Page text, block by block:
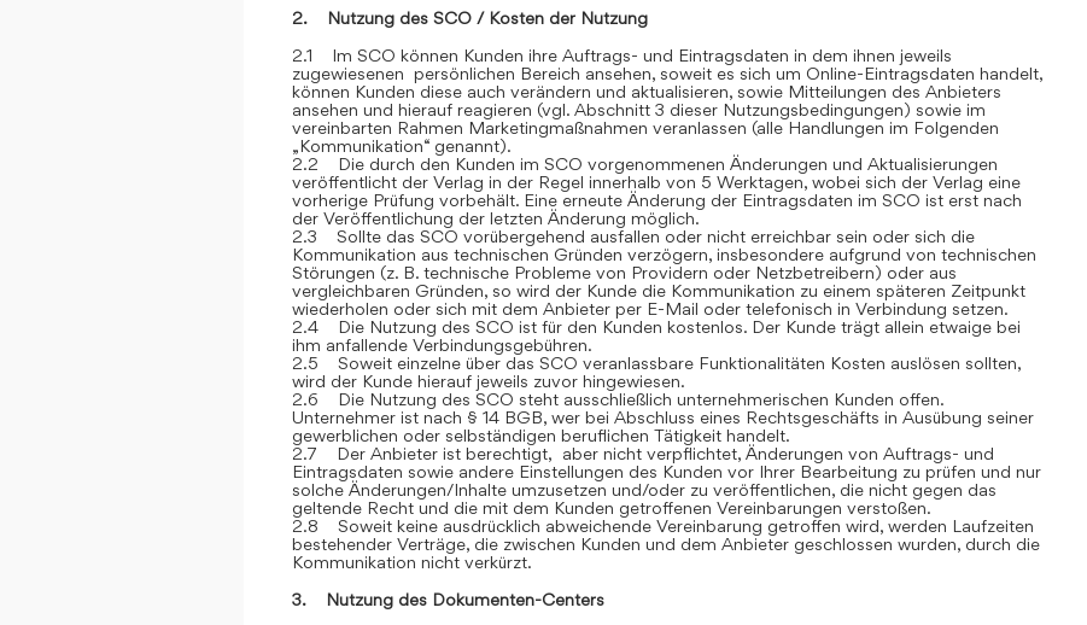
2. Nutzung des SCO / Kosten der Nutzung
2.1 Im SCO können Kunden ihre Auftrags- und Eintragsdaten in dem ihnen jeweils
zugewiesenen persönlichen Bereich ansehen, soweit es sich um Online-Eintragsdaten handelt,
können Kunden diese auch verändern und aktualisieren, sowie Mitteilungen des Anbieters
ansehen und hierauf reagieren (vgl. Abschnitt 3 dieser Nutzungsbedingungen) sowie im
vereinbarten Rahmen Marketingmaßnahmen veranlassen (alle Handlungen im Folgenden
„Kommunikation“ genannt).
2.2 Die durch den Kunden im SCO vorgenommenen Änderungen und Aktualisierungen
veröffentlicht der Verlag in der Regel innerhalb von 5 Werktagen, wobei sich der Verlag eine
vorherige Prüfung vorbehält. Eine erneute Änderung der Eintragsdaten im SCO ist erst nach
der Veröffentlichung der letzten Änderung möglich.
2.3 Sollte das SCO vorübergehend ausfallen oder nicht erreichbar sein oder sich die
Kommunikation aus technischen Gründen verzögern, insbesondere aufgrund von technischen
Störungen (z. B. technische Probleme von Providern oder Netzbetreibern) oder aus
vergleichbaren Gründen, so wird der Kunde die Kommunikation zu einem späteren Zeitpunkt
wiederholen oder sich mit dem Anbieter per E-Mail oder telefonisch in Verbindung setzen.
2.4 Die Nutzung des SCO ist für den Kunden kostenlos. Der Kunde trägt allein etwaige bei
ihm anfallende Verbindungsgebühren.
2.5 Soweit einzelne über das SCO veranlassbare Funktionalitäten Kosten auslösen sollten,
wird der Kunde hierauf jeweils zuvor hingewiesen.
2.6 Die Nutzung des SCO steht ausschließlich unternehmerischen Kunden offen.
Unternehmer ist nach § 14 BGB, wer bei Abschluss eines Rechtsgeschäfts in Ausübung seiner
gewerblichen oder selbständigen beruflichen Tätigkeit handelt.
2.7 Der Anbieter ist berechtigt, aber nicht verpflichtet, Änderungen von Auftrags- und
Eintragsdaten sowie andere Einstellungen des Kunden vor Ihrer Bearbeitung zu prüfen und nur
solche Änderungen/Inhalte umzusetzen und/oder zu veröffentlichen, die nicht gegen das
geltende Recht und die mit dem Kunden getroffenen Vereinbarungen verstoßen.
2.8 Soweit keine ausdrücklich abweichende Vereinbarung getroffen wird, werden Laufzeiten
bestehender Verträge, die zwischen Kunden und dem Anbieter geschlossen wurden, durch die
Kommunikation nicht verkürzt.
3. Nutzung des Dokumenten-Centers